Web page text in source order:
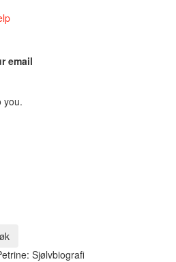
email
you.
Sjølvbiografi